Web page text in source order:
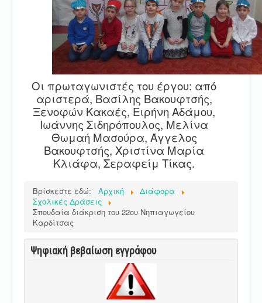
Οι πρωταγωνιστές του έργου: από
αριστερά, Βασίλης Βακουφτσής,
Ξενοφών Κακαές, Ειρήνη Αδάμου,
Ιωάννης Σιδηρόπουλος, Μελίνα
Θωμαή Μασούρα, Άγγελος
Βακουφτσής, Χριστίνα Μαρία
Κλιάφα, Σεραφείμ Τίκας.
Βρίσκεστε εδώ: Αρχική
Διάφορα
Σχολικές Δράσεις
Σπουδαία διάκριση του 22ου Νηπιαγωγείου
Καρδίτσας
Ψηφιακή βεβαίωση εγγράφου